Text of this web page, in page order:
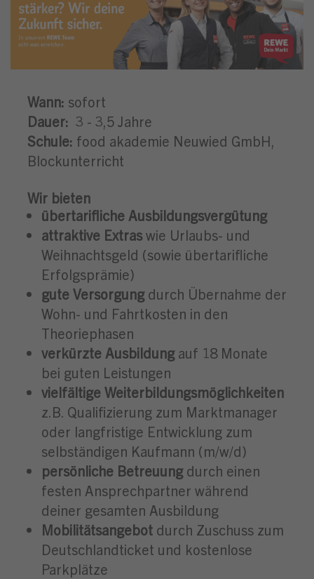
Wann: sofort
Dauer: 3 - 3,5 Jahre
Schule: food akademie Neuwied GmbH,
Blockunterricht
Wir bieten
übertarifliche Ausbildungsvergütung
attraktive Extraswie Urlaubs- und
Weihnachtsgeld (sowie übertarifliche
Erfolgsprämie)
gute Versorgung durch Übernahme der
Wohn- und Fahrtkosten in den
Theoriephasen
verkürzte Ausbildung auf 18 Monate
bei guten Leistungen
vielfältige Weiterbildungsmöglichkeiten
z.B. Qualifizierung zum Marktmanager
oder langfristige Entwicklung zum
selbständigen Kaufmann (m/w/d)
persönliche Betreuungdurch einen
festen Ansprechpartner während
deiner gesamten Ausbildung
Mobilitätsangebot durch Zuschuss zum
Deutschlandticket und kostenlose
Parkplätze